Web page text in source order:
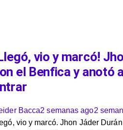
vio y marcó!
el Benfica y anotó
Bacca2 semanas ago2
vio y marcó. Jhon Jáder